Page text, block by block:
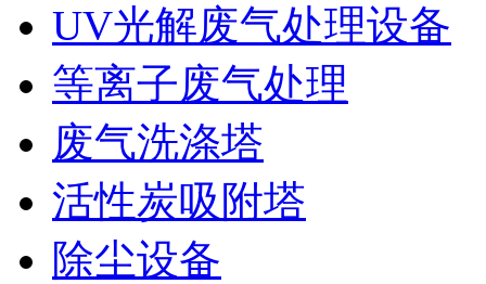
UV光解废气处理设备
等离子废气处理
废气洗涤塔
活性炭吸附塔
除尘设备